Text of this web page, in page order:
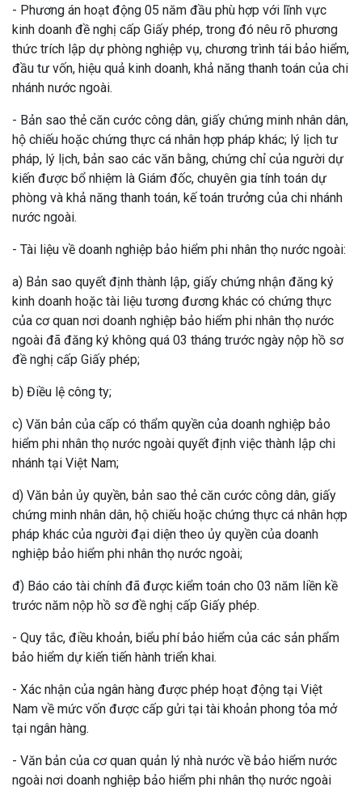
- Phương án hoạt động 05 năm đầu phù hợp với lĩnh vực
kinh doanh đề nghị cấp Giấy phép, trong đó nêu rõ phương
thức trích lập dự phòng nghiệp vụ, chương trình tái bảo hiểm,
đầu tư vốn, hiệu quả kinh doanh, khả năng thanh toán của chi
nhánh nước ngoài.
- Bản sao thẻ căn cước công dân, giấy chứng minh nhân dân,
hộ chiếu hoặc chứng thực cá nhân hợp pháp khác; lý lịch tư
pháp, lý lịch, bản sao các văn bằng, chứng chỉ của người dự
kiến được bổ nhiệm là Giám đốc, chuyên gia tính toán dự
phòng và khả năng thanh toán, kế toán trưởng của chi nhánh
nước ngoài.
- Tài liệu về doanh nghiệp bảo hiểm phi nhân thọ nước ngoài:
a) Bản sao quyết định thành lập, giấy chứng nhận đăng ký
kinh doanh hoặc tài liệu tương đương khác có chứng thực
của cơ quan nơi doanh nghiệp bảo hiểm phi nhân thọ nước
ngoài đã đăng ký không quá 03 tháng trước ngày nộp hồ sơ
đề nghị cấp Giấy phép;
b) Điều lệ công ty;
c) Văn bản của cấp có thẩm quyền của doanh nghiệp bảo
hiểm phi nhân thọ nước ngoài quyết định việc thành lập chi
nhánh tại Việt Nam;
d) Văn bản ủy quyền, bản sao thẻ căn cước công dân, giấy
chứng minh nhân dân, hộ chiếu hoặc chứng thực cá nhân hợp
pháp khác của người đại diện theo ủy quyền của doanh
nghiệp bảo hiểm phi nhân thọ nước ngoài;
đ) Báo cáo tài chính đã được kiểm toán cho 03 năm liền kề
trước năm nộp hồ sơ đề nghị cấp Giấy phép.
- Quy tắc, điều khoản, biểu phí bảo hiểm của các sản phẩm
bảo hiểm dự kiến tiến hành triển khai.
- Xác nhận của ngân hàng được phép hoạt động tại Việt
Nam về mức vốn được cấp gửi tại tài khoản phong tỏa mở
tại ngân hàng.
- Văn bản của cơ quan quản lý nhà nước về bảo hiểm nước
ngoài nơi doanh nghiệp bảo hiểm phi nhân thọ nước ngoài